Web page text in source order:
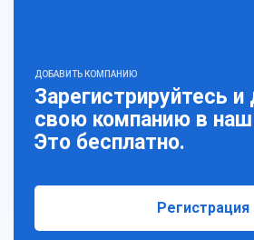
ДОБАВИТЬ КОМПАНИЮ
Зарегистрируйтесь и
свою компанию в наш
Это бесплатно.
Регистрация